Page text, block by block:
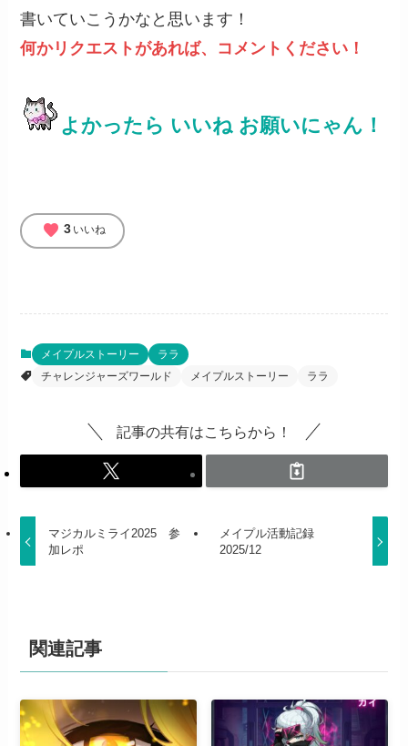
書いていこうかなと思います！
何かリクエストがあれば、コメントください！
よかったら いいね お願いにゃん！
favorite 3 いいね
メイプルストーリー
ララ
チャレンジャーズワールド
メイプルストーリー ララ
記事の共有はこちらから！
マジカルミライ2025 参
加レポ
メイプル活動記録
2025/12
関連記事